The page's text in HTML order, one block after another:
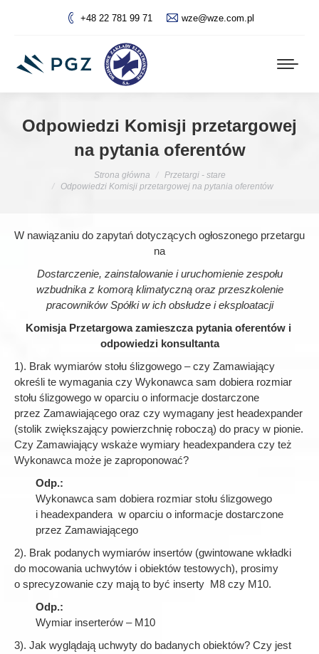
+48 22 781 99 71 wze@wze.com.pl
Odpowiedzi Komisji przetargowej
na pytania oferentów
Strona główna
Przetargi - stare
Odpowiedzi Komisji przetargowej na pytania oferentów
W nawiązaniu do zapytań dotyczących ogłoszonego przetargu
na
Dostarczenie, zainstalowanie i uruchomienie zespołu
wzbudnika z komorą klimatyczną oraz przeszkolenie
pracowników Spółki w ich obsłudze i eksploatacji
Komisja Przetargowa zamieszcza pytania oferentów i
odpowiedzi konsultanta
1). Brak wymiarów stołu ślizgowego – czy Zamawiający
określi te wymagania czy Wykonawca sam dobiera rozmiar
stołu ślizgowego w oparciu o informacje dostarczone
przez Zamawiającego oraz czy wymagany jest headexpander
(stolik zwiększający powierzchnię roboczą) do pracy w pionie.
Czy Zamawiający wskaże wymiary headexpandera czy też
Wykonawca może je zaproponować?
Odp.:
Wykonawca sam dobiera rozmiar stołu ślizgowego
i headexpandera w oparciu o informacje dostarczone
przez Zamawiającego
2). Brak podanych wymiarów insertów (gwintowane wkładki
do mocowania uchwytów i obiektów testowych), prosimy
o sprecyzowanie czy mają to być inserty M8 czy M10.
Odp.:
Wymiar inserterów – M10
3). Jak wyglądają uchwyty do badanych obiektów? Czy jest